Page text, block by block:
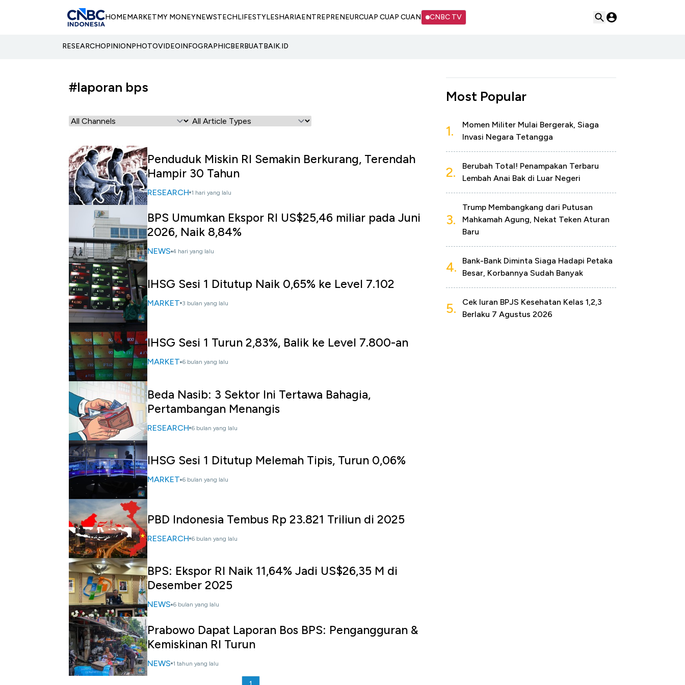
HOMEMARKETMY MONEYNEWSTECHLIFESTYLESHARIAENTREPRENEURCUAP CUAP CUAN CNBC TV
RESEARCHOPINIONPHOTOVIDEOINFOGRAPHICBERBUATBAIK.ID
#laporan bps
Penduduk Miskin RI Semakin Berkurang, Terendah
Hampir 30 Tahun
RESEARCH 1 hari yang lalu
BPS Umumkan Ekspor RI US$25,46 miliar pada Juni
2026, Naik 8,84%
NEWS 4 hari yang lalu
IHSG Sesi 1 Ditutup Naik 0,65% ke Level 7.102
MARKET 3 bulan yang lalu
IHSG Sesi 1 Turun 2,83%, Balik ke Level 7.800-an
MARKET 6 bulan yang lalu
Beda Nasib: 3 Sektor Ini Tertawa Bahagia,
Pertambangan Menangis
RESEARCH 6 bulan yang lalu
IHSG Sesi 1 Ditutup Melemah Tipis, Turun 0,06%
MARKET 6 bulan yang lalu
PBD Indonesia Tembus Rp 23.821 Triliun di 2025
RESEARCH 6 bulan yang lalu
BPS: Ekspor RI Naik 11,64% Jadi US$26,35 M di
Desember 2025
NEWS 6 bulan yang lalu
Prabowo Dapat Laporan Bos BPS: Pengangguran &
Kemiskinan RI Turun
NEWS 1 tahun yang lalu
Most Popular
1.
Momen Militer Mulai Bergerak, Siaga
Invasi Negara Tetangga
2.
Berubah Total! Penampakan Terbaru
Lembah Anai Bak di Luar Negeri
3.
Trump Membangkang dari Putusan
Mahkamah Agung, Nekat Teken Aturan
Baru
4.
Bank-Bank Diminta Siaga Hadapi Petaka
Besar, Korbannya Sudah Banyak
5.
Cek Iuran BPJS Kesehatan Kelas 1,2,3
Berlaku 7 Agustus 2026